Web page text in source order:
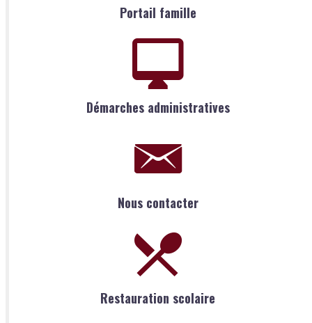
Portail famille
Démarches administratives
Nous contacter
Restauration scolaire